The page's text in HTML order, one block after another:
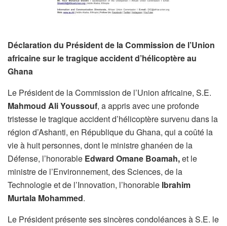
Déclaration du Président de la Commission de l’Union
africaine sur le tragique accident d’hélicoptère au
Ghana
Le Président de la Commission de l’Union africaine, S.E.
Mahmoud Ali Youssouf, a appris avec une profonde
tristesse le tragique accident d’hélicoptère survenu dans la
région d’Ashanti, en République du Ghana, qui a coûté la
vie à huit personnes, dont le ministre ghanéen de la
Défense, l’honorable Edward Omane Boamah,et le
ministre de l’Environnement, des Sciences, de la
Technologie et de l’Innovation, l’honorable Ibrahim
Murtala Mohammed.
Le Président présente ses sincères condoléances à S.E. le